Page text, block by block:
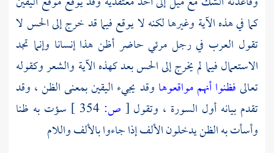
كما في هذه الآية وغيرها لكنه لا يوقع فيما قد خرج إلى الحس لا
تقول العرب في رجل مرئي حاضر أظن هذا إنسانا وإنما تجد
الاستعمال فيما لم يخرج إلى الحس بعد كهذه الآية والشعر وكقوله
تعالىفظنوا أنهم مواقعوها وقد يجيء اليقين بمعنى الظن ، وقد
تقدم بيانه أول السورة ، وتقول [ ص:
سؤت به ظنا
وأسأت به الظن يدخلون الألف إذا جاءوا بالألف واللام